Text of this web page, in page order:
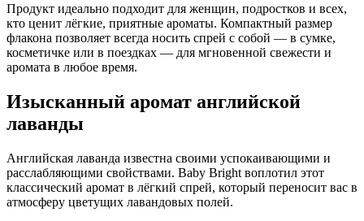
Продукт идеально подходит для женщин, подростков и всех,
кто ценит лёгкие, приятные ароматы. Компактный размер
флакона позволяет всегда носить спрей с собой — в сумке,
косметичке или в поездках — для мгновенной свежести и
аромата в любое время.
Изысканный аромат английской
лаванды
Английская лаванда известна своими успокаивающими и
расслабляющими свойствами. Baby Bright воплотил этот
классический аромат в лёгкий спрей, который переносит вас в
атмосферу цветущих лавандовых полей.